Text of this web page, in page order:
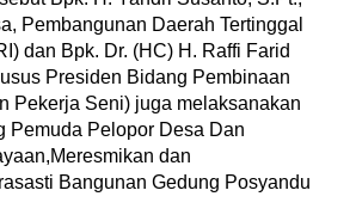
Pembangunan Daerah Tertinggal
dan Bpk. Dr. (HC) H. Raffi Farid
Presiden Bidang Pembinaan
Pekerja Seni) juga melaksanakan
Pemuda Pelopor Desa Dan
dan
Bangunan Gedung Posyandu